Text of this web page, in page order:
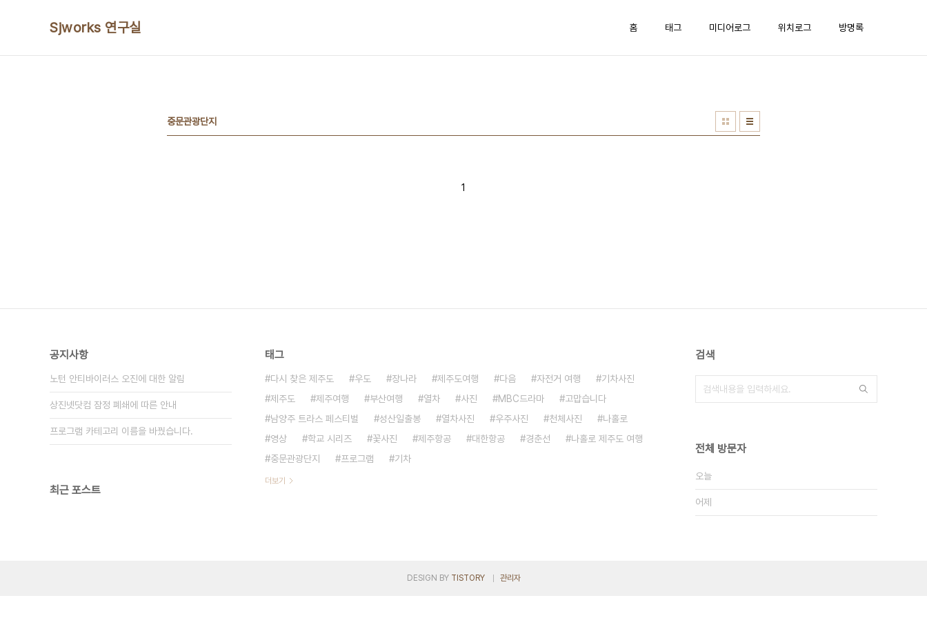
Sjworks 연구실 홈 태그 미디어로그 위치로그 방명록
중문관광단지
1
공지사항
노턴 안티바이러스 오진에 대한 알림
상진넷닷컴 잠정 폐쇄에 따른 안내
프로그램 카테고리 이름을 바꿨습니다.
최근 포스트
태그
다시 찾은 제주도 우도 장나라 제주도여행 다음 자전거 여행
기차사진
제주도
제주여행 부산여행 열차 사진 MBC드라마
고맙습니다
남양주 트라스 페스티벌
성산일출봉 열차사진 우주사진 천체사진
나홀로
영상
학교 시리즈 꽃사진 제주항공 대한항공 경춘선
나홀로 제주도 여행
중문관광단지
프로그램 기차
더보기
검색
전체 방문자
오늘
어제
DESIGN BY TISTORY 관리자